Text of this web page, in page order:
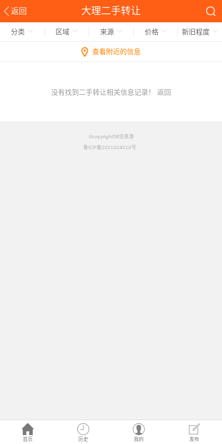
返回 大理二手转让
首页 历史 我的 发布
分类 区域 来源 价格 新旧程度
查看附近的信息
没有找到二手转让相关信息记录！ 返回
©copyright58信息港
鲁ICP备2021024010号